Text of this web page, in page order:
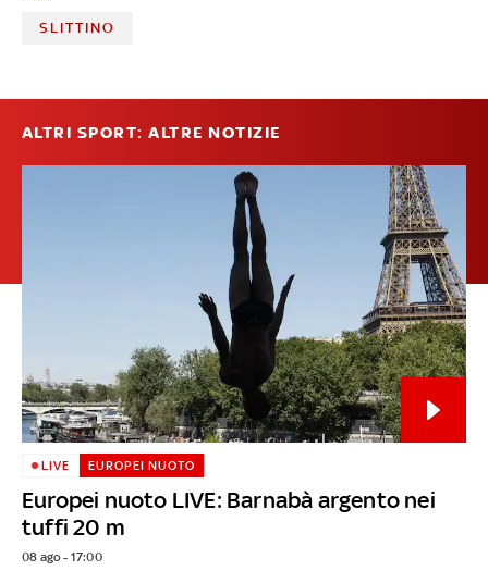
SLITTINO
ALTRI SPORT: ALTRE NOTIZIE
Europei nuoto LIVE: Barnabà argento nei
tuffi 20 m
LIVE EUROPEI NUOTO
08 ago - 17:00